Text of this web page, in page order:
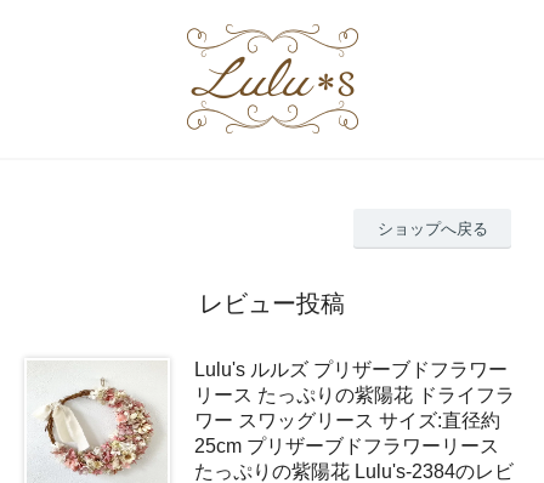
ショップへ戻る
レビュー投稿
Lulu's ルルズ プリザーブドフラワー
リース たっぷりの紫陽花 ドライフラ
ワー スワッグリース サイズ:直径約
25cm プリザーブドフラワーリース
たっぷりの紫陽花 Lulu's-2384のレビ